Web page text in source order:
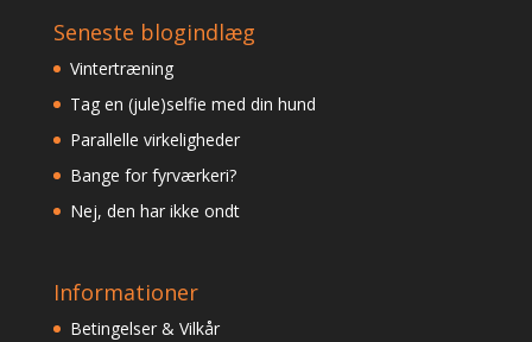
Seneste blogindlæg
Vintertræning
Tag en (jule)selfie med din hund
Parallelle virkeligheder
Bange for fyrværkeri?
Nej, den har ikke ondt
Informationer
Betingelser & Vilkår